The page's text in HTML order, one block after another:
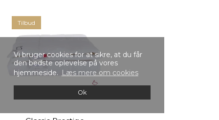
Vi bruger cookies for at sikre, at du får
den bedste oplevelse på vores
hjemmeside. Læs mere om cookies
Ok
Tilbud